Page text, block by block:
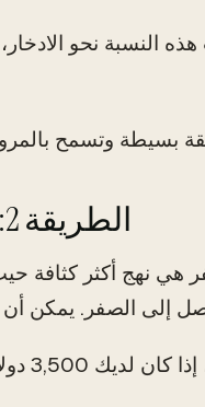
النسبة نحو الادخار،
الطريقة 2: الميزانية القائمة على الصفر
هي نهج أكثر